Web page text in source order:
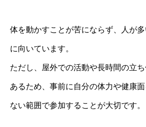
体を動かすことが苦にならず、人が
に向いています。
ただし、屋外での活動や長時間の立
あるため、事前に自分の体力や健康
ない範囲で参加することが大切です。